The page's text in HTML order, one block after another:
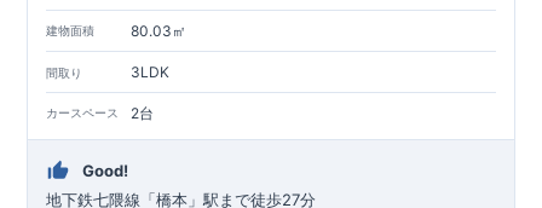
建物面積 80.03㎡
間取り 3LDK
カースペース 2台
Good!
地下鉄七隈線 「橋本」駅まで徒歩27分